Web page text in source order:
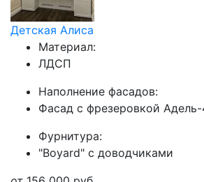
Детская Алиса
Материал:
ЛДСП
Наполнение фасадов:
Фасад с фрезеровкой
Фурнитура:
"Boyard" с доводчиками